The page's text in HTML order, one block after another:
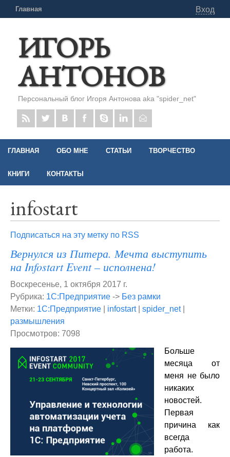
Главная Вход
ИГОРЬ
АНТОНОВ
Персональный блог Игоря Антонова aka "spider_net"
ГЛАВНАЯ ОБО МНЕ СТАТЬИ ТВОРЧЕСТВО
КНИГИ КОНТАКТЫ
infostart
Подписаться на эту метку по RSS
Вернулся из Питера. Мечта выступить
на Infostart Event – исполнена!
Воскресенье, 1 октября 2017 г.
Рубрика: 1С:Предприятие -> Без рамки
Метки: 1С:Предприятие infostart| spider_net|
размышления
Просмотров: 7098
Больше
месяца от
меня не было
никаких
новостей.
Первая
причина как
всегда
работа.